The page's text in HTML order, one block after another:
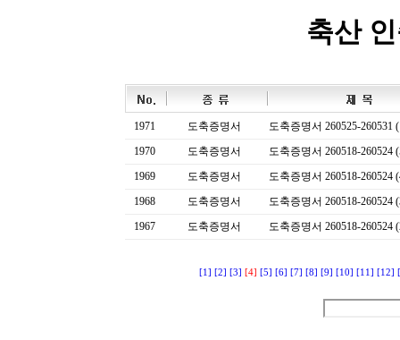
축산
1971 도축증명서
도축증명서 260525-260531
1970
도축증명서
도축증명서 260518-260524
1969
도축증명서
도축증명서 260518-260524
1968
도축증명서
도축증명서 260518-260524
1967
도축증명서 도축증명서 260518-260524
[1] [2] [3] [4] [5] [6] [7] [8] [9] [10] [11] [12]